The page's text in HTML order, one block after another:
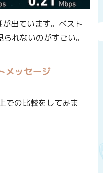
出ています。ベスト
れないのがすごい。
メッセージ
での比較をしてみま